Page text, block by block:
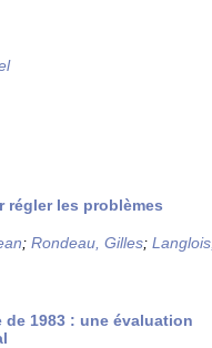
régler les problèmes
; Rondeau, Gilles; Langlois,
1983 : une évaluation